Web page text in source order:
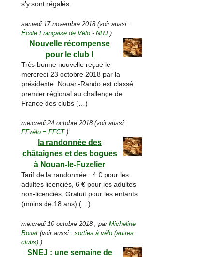
s’y sont régalés.
samedi 17 novembre 2018 (voir aussi :
École Française de Vélo -NRJ )
Nouvelle récompense
pour le club !
Très bonne nouvelle reçue le
mercredi 23 octobre 2018 par la
présidente. Nouan-Rando est classé
premier régional au challenge de
France des clubs (…)
mercredi 24 octobre 2018 (voir aussi :
FFvélo = FFCT)
la randonnée des
châtaignes et des bogues
à Nouan-le-Fuzelier
Tarif de la randonnée : 4 € pour les
adultes licenciés, 6 € pour les adultes
non-licenciés. Gratuit pour les enfants
(moins de 18 ans) (…)
mercredi 10 octobre 2018 ,parMicheline
Bouat (voir aussi :sorties à vélo (autres
clubs) )
SNEJ : une semaine de